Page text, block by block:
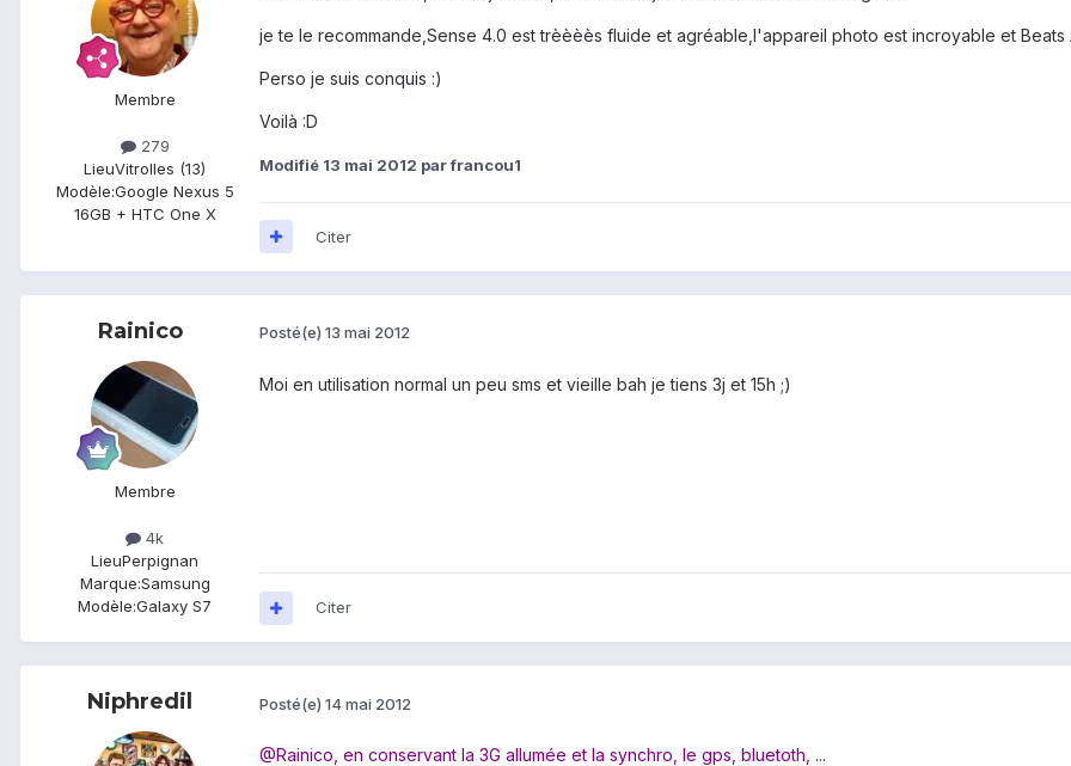
Membre
279
LieuVitrolles (13)
Modèle:Google Nexus 5
16GB + HTC One X
je te le recommande,Sense 4.0 est trèèèès fluide et agréable,l'appareil photo est incroyable et Beats
Perso je suis conquis :)
Voilà :D
Modifié 13 mai 2012 par francou1
Citer
Rainico
Membre
4k
LieuPerpignan
Marque:Samsung
Modèle:Galaxy S7
Posté(e) 13 mai 2012
Moi en utilisation normal un peu sms et vieille bah je tiens 3j et 15h ;)
Citer
Niphredil Posté(e) 14 mai 2012
@Rainico, en conservant la 3G allumée et la synchro, le gps, bluetoth, ...